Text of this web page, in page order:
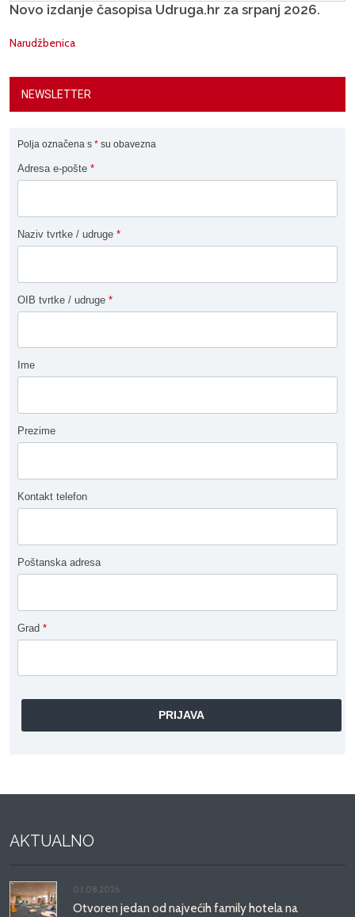
Novo izdanje časopisa Udruga.hr za srpanj 2026.
Narudžbenica
NEWSLETTER
Polja označena s * su obavezna
Adresa e-pošte *
Naziv tvrtke / udruge *
OIB tvrtke / udruge *
Ime
Prezime
Kontakt telefon
Poštanska adresa
Grad *
AKTUALNO
03.08.2026.
Otvoren jedan od najvećih family hotela na